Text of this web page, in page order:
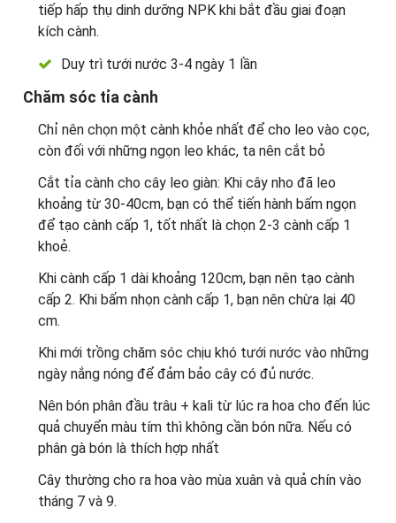
tiếp hấp thụ dinh dưỡng NPK khi bắt đầu giai đoạn
kích cành.
Duy trì tưới nước 3-4 ngày 1 lần
Chăm sóc tỉa cành
Chỉ nên chọn một cành khỏe nhất để cho leo vào cọc,
còn đối với những ngọn leo khác, ta nên cắt bỏ
Cắt tỉa cành cho cây leo giàn: Khi cây nho đã leo
khoảng từ 30-40cm, bạn có thể tiến hành bấm ngọn
để tạo cành cấp 1, tốt nhất là chọn 2-3 cành cấp 1
khoẻ.
Khi cành cấp 1 dài khoảng 120cm, bạn nên tạo cành
cấp 2. Khi bấm nhọn cành cấp 1, bạn nên chừa lại 40
cm.
Khi mới trồng chăm sóc chịu khó tưới nước vào những
ngày nắng nóng để đảm bảo cây có đủ nước.
Nên bón phân đầu trâu + kali từ lúc ra hoa cho đến lúc
quả chuyển màu tím thì không cần bón nữa. Nếu có
phân gà bón là thích hợp nhất
Cây thường cho ra hoa vào mùa xuân và quả chín vào
tháng 7 và 9.